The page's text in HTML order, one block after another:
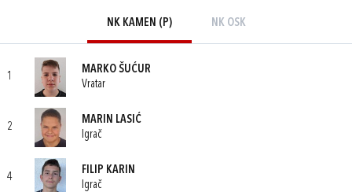
NK KAMEN (P) NK OSK
1
MARKO ŠUĆUR
Vratar
2
MARIN LASIĆ
Igrač
4
FILIP KARIN
Igrač